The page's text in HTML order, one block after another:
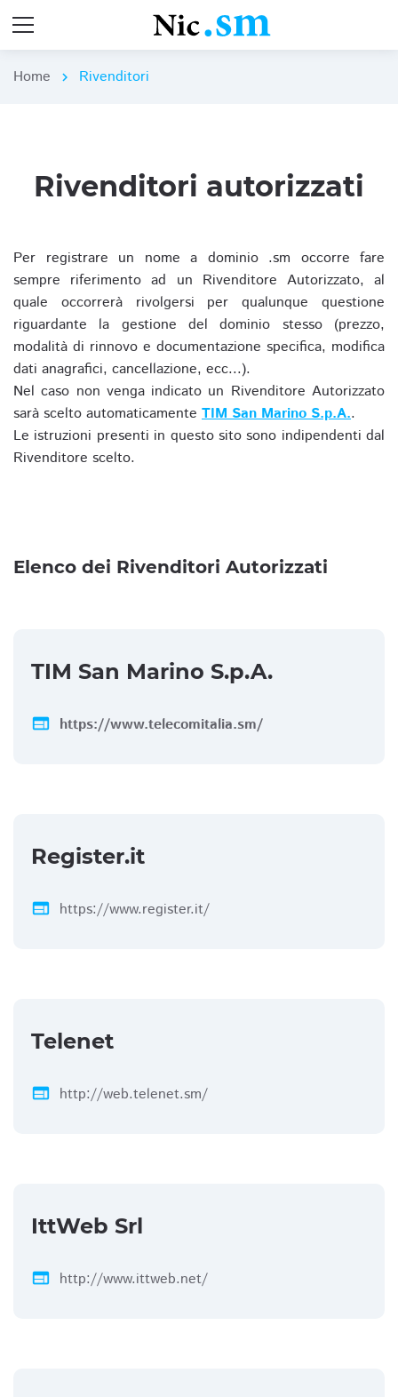
Home chevron_right Rivenditori
Rivenditori autorizzati
Per registrare un nome a dominio .sm occorre fare
sempre riferimento ad un Rivenditore Autorizzato, al
quale occorrerà rivolgersi per qualunque questione
riguardante la gestione del dominio stesso (prezzo,
modalità di rinnovo e documentazione specifica, modifica
dati anagrafici, cancellazione, ecc...).
Nel caso non venga indicato un Rivenditore Autorizzato
sarà scelto automaticamente TIM San Marino S.p.A..
Le istruzioni presenti in questo sito sono indipendenti dal
Rivenditore scelto.
Elenco dei Rivenditori Autorizzati
TIM San Marino S.p.A.
web https://www.telecomitalia.sm/
Register.it
web https://www.register.it/
Telenet
web http://web.telenet.sm/
IttWeb Srl
web http://www.ittweb.net/